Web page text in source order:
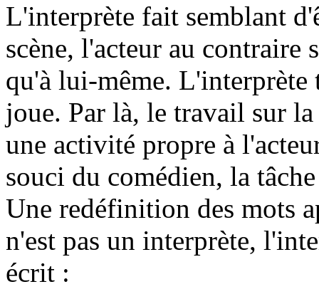
L'interprète fait semblant
scène, l'acteur au contraire
qu'à lui-même.
joue. Par là, le travail sur
une activité propre à
souci du comédien, la
Une redéfinition des mots
n'est pas un interprète,
écrit :